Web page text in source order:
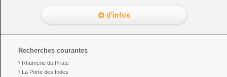
d'infos
Recherches courantes
Rhumerie du Pirate
La Porte des Indes